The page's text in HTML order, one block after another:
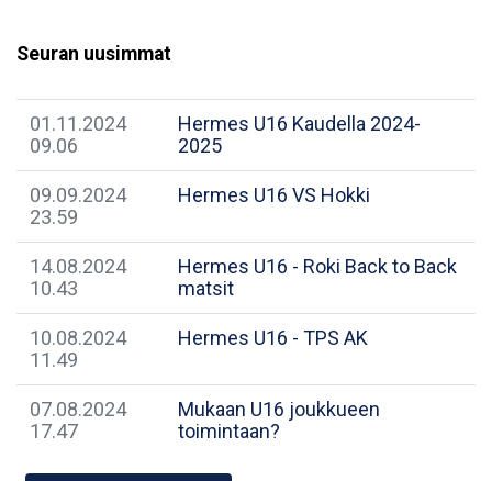
Seuran uusimmat
01.11.2024
09.06
Hermes U16 Kaudella 2024-
2025
09.09.2024
23.59
Hermes U16 VS Hokki
14.08.2024
10.43
Hermes U16 - Roki Back to Back
matsit
10.08.2024
11.49
Hermes U16 - TPS AK
07.08.2024
17.47
Mukaan U16 joukkueen
toimintaan?